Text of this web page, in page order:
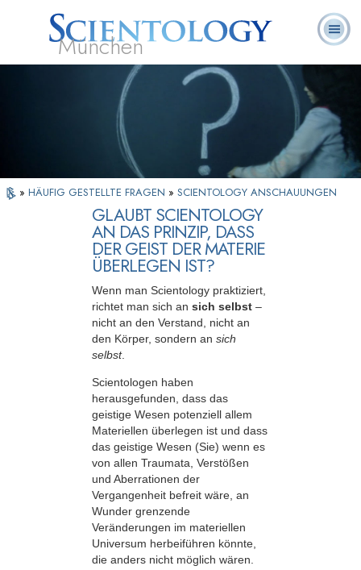
München
Scientology?
Ehrenamtliche
Geistliche
Häufig gestellte
Fragen
» HÄUFIG GESTELLTE FRAGEN » SCIENTOLOGY ANSCHAUUNGEN
GLAUBT SCIENTOLOGY
AN DAS PRINZIP, DASS
DER GEIST DER MATERIE
ÜBERLEGEN IST?
Wenn man Scientology praktiziert,
richtet man sich an sich selbst –
nicht an den Verstand, nicht an
den Körper, sondern an sich
selbst.
Scientologen haben
herausgefunden, dass das
geistige Wesen potenziell allem
Materiellen überlegen ist und dass
das geistige Wesen (Sie) wenn es
von allen Traumata, Verstößen
und Aberrationen der
Vergangenheit befreit wäre, an
Wunder grenzende
Veränderungen im materiellen
Universum herbeiführen könnte,
die anders nicht möglich wären.